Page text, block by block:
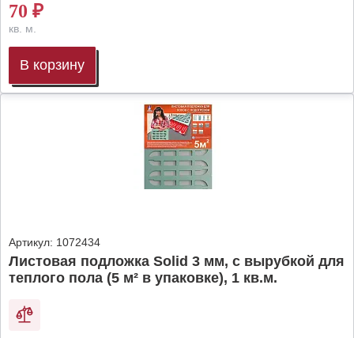
70 ₽
кв. м.
В корзину
Артикул: 1072434
Листовая подложка Solid 3 мм, с вырубкой для
теплого пола (5 м² в упаковке), 1 кв.м.